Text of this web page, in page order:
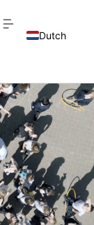
Dutch
French